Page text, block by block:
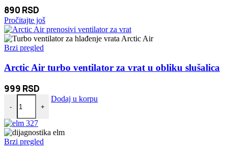
890 RSD
Pročitajte još
Brzi pregled
Arctic Air turbo ventilator za vrat u obliku slušalica
999 RSD
-
Arctic Air turbo ventilator za vrat u obliku slušalica količina
+
Dodaj u korpu
Brzi pregled